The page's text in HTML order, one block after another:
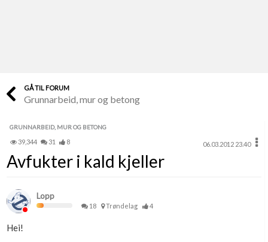
Finn håndverkere
Papirer som mangler
Skaff dokumentasjon som mangler
Kundeservice
Få svar på det du lurer på
GÅ TIL FORUM
Grunnarbeid, mur og betong
GRUNNARBEID, MUR OG BETONG
39,344 31 8 06.03.2012 23.40
Avfukter i kald kjeller
Lopp
18 Trøndelag 4
Hei!